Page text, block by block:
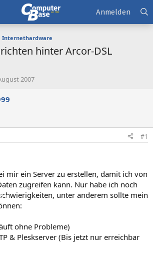
Anmelden
Internethardware
hinter Arcor-DSL
2007
#1
mir ein Server zu erstellen, damit ich von
zugreifen kann. Nur habe ich noch
unter anderem sollte mein
ohne Probleme)
& Pleskserver (Bis jetzt nur erreichbar